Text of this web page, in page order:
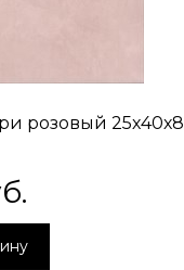
розовый 25х40х8